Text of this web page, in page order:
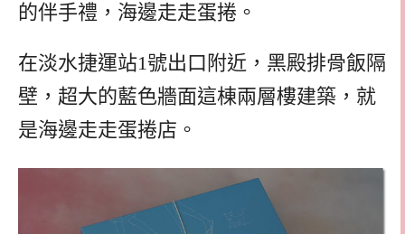
的伴手禮，海邊走走蛋捲。
在淡水捷運站1號出口附近，黑殿排骨飯隔
壁，超大的藍色牆面這棟兩層樓建築，就
是海邊走走蛋捲店。